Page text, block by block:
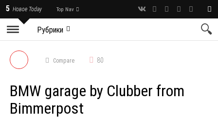
5 Новое Today Top Nav
Рубрики
Compare 80
BMW garage by Clubber from
Bimmerpost